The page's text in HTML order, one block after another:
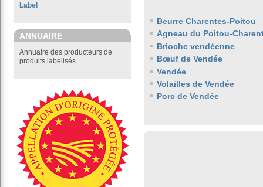
Label
ANNUAIRE
Annuaire des producteurs de
produits labelisés
Beurre Charentes-Poitou
Agneau du Poitou-
Brioche vendéenne
Bœuf de Vendée
Vendée
Volailles de Vendée
Porc de Vendée